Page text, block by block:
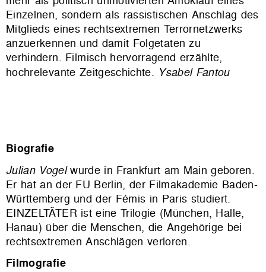
Einzelnen, sondern als rassistischen Anschlag des
Mitglieds eines rechtsextremen Terrornetzwerks
anzuerkennen und damit Folgetaten zu
verhindern. Filmisch hervorragend erzählte,
hochrelevante Zeitgeschichte. Ysabel Fantou
Biografie
Julian Vogelwurde in Frankfurt am Main geboren.
Er hat an der FU Berlin, der Filmakademie Baden-
Württemberg und der Fémis in Paris studiert.
EINZELTÄTER ist eine Trilogie (München, Halle,
Hanau) über die Menschen, die Angehörige bei
rechtsextremen Anschlägen verloren.
Filmografie